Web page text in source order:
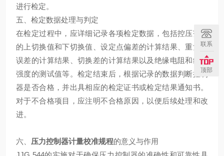
进行检定。
五、检定数据处理与判定
在检定过程中，应详细记录各项检定数据，包括控压范围
的上切换值和下切换值、设定点偏差的计算结果、重复性
误差的计算结果、切换差的计算结果以及绝缘电阻和绝缘
强度的测试值等。检定结束后，根据记录的数据判断控制
器是否合格，并出具相应的检定证书或检定结果通知书。
对于不合格项目，应注明不合格原因，以便后续处理和改
进。
六、 压力控制器计量校准规程的意义与作用
联系
顶部